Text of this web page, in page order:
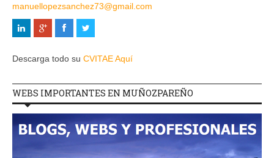
manuellopezsanchez73@gmail.com
Descarga todo su CVITAE Aquí
WEBS IMPORTANTES EN MUÑOZPAREÑO